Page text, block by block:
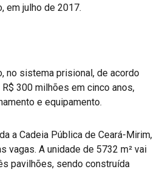
em julho de 2017.
no sistema prisional, de acordo
300 milhões em cinco anos,
e equipamento.
a Cadeia Pública de Ceará-Mirim,
vagas. A unidade de 5732 m² vai
pavilhões, sendo construída